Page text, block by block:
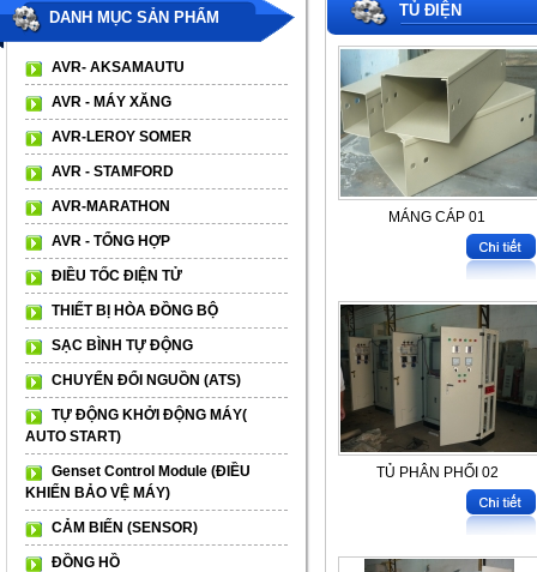
DANH MỤC SẢN PHẨM
AVR- AKSAMAUTU
AVR - MÁY XĂNG
AVR-LEROY SOMER
AVR - STAMFORD
AVR-MARATHON
AVR - TỔNG HỢP
ĐIỀU TỐC ĐIỆN TỬ
THIẾT BỊ HÒA ĐỒNG BỘ
SẠC BÌNH TỰ ĐỘNG
CHUYỂN ĐỔI NGUỒN (ATS)
TỰ ĐỘNG KHỞI ĐỘNG MÁY(
AUTO START)
Genset Control Module (ĐIỀU
KHIỂN BẢO VỆ MÁY)
CẢM BIẾN (SENSOR)
ĐỒNG HỒ
TỦ ĐIỆN
MÁNG CÁP 01
TỦ PHÂN PHỐI 02